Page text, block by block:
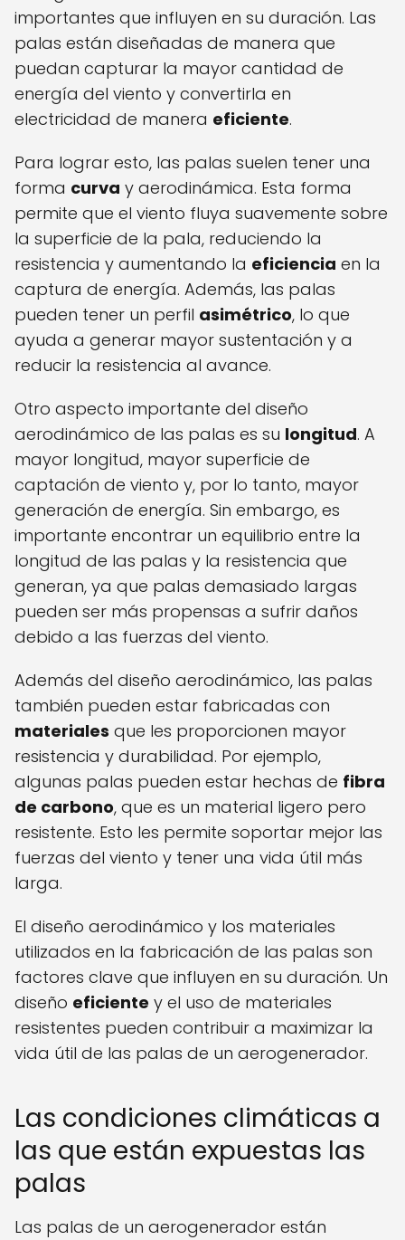
importantes que influyen en su duración. Las
palas están diseñadas de manera que
puedan capturar la mayor cantidad de
energía del viento y convertirla en
electricidad de manera eficiente.
Para lograr esto, las palas suelen tener una
forma curva y aerodinámica. Esta forma
permite que el viento fluya suavemente sobre
la superficie de la pala, reduciendo la
resistencia y aumentando la eficiencia en la
captura de energía. Además, las palas
pueden tener un perfil asimétrico, lo que
ayuda a generar mayor sustentación y a
reducir la resistencia al avance.
Otro aspecto importante del diseño
aerodinámico de las palas es su longitud. A
mayor longitud, mayor superficie de
captación de viento y, por lo tanto, mayor
generación de energía. Sin embargo, es
importante encontrar un equilibrio entre la
longitud de las palas y la resistencia que
generan, ya que palas demasiado largas
pueden ser más propensas a sufrir daños
debido a las fuerzas del viento.
Además del diseño aerodinámico, las palas
también pueden estar fabricadas con
materiales que les proporcionen mayor
resistencia y durabilidad. Por ejemplo,
algunas palas pueden estar hechas de fibra
de carbono, que es un material ligero pero
resistente. Esto les permite soportar mejor las
fuerzas del viento y tener una vida útil más
larga.
El diseño aerodinámico y los materiales
utilizados en la fabricación de las palas son
factores clave que influyen en su duración. Un
diseño eficiente y el uso de materiales
resistentes pueden contribuir a maximizar la
vida útil de las palas de un aerogenerador.
Las condiciones climáticas a
las que están expuestas las
palas
Las palas de un aerogenerador están